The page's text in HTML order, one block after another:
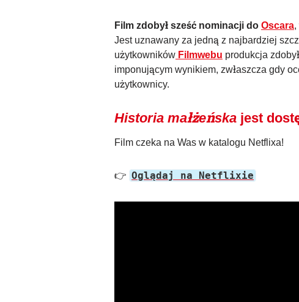
Film zdobył sześć nominacji do Oscara,
Jest uznawany za jedną z najbardziej
użytkowników Filmwebu produkcja
imponującym wynikiem, zwłaszcza gdy
użytkownicy.
Historia małżeńska jest
Film czeka na Was w katalogu Netflixa!
👉 Oglądaj na Netflixie